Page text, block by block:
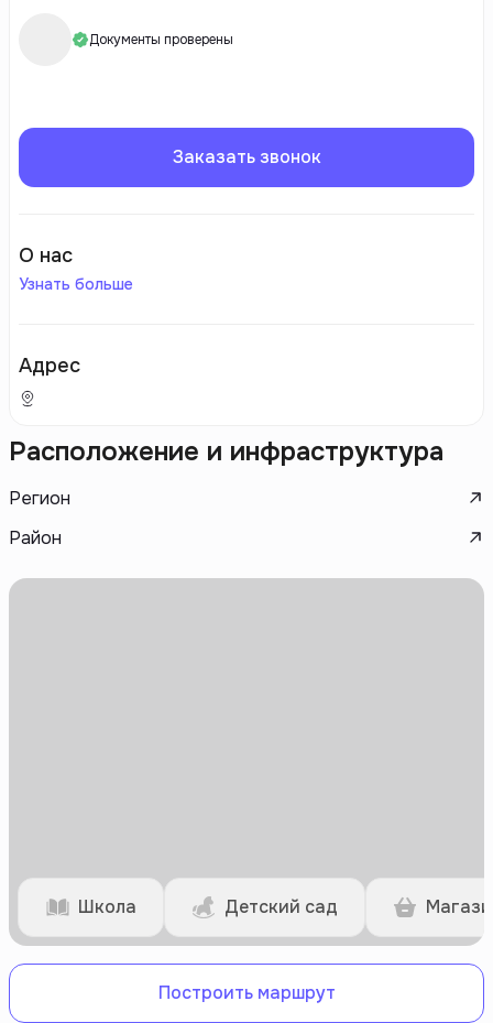
Документы проверены
Заказать звонок
О нас
Узнать больше
Адрес
Расположение и инфраструктура
Регион
Район
Школа Детский сад
Построить маршрут